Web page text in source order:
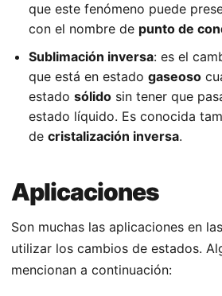
que este fenómeno puede
con el nombre de punto de
Sublimación inversa: es el
que está en estado gaseoso
estado sólido sin tener que
estado líquido. Es conocida
de cristalización inversa.
Aplicaciones
Son muchas las aplicaciones en
utilizar los cambios de estados.
mencionan a continuación: